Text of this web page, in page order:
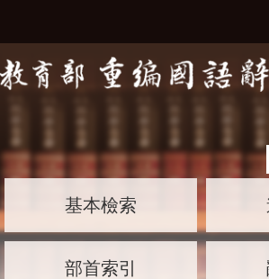
基本檢索
部首索引